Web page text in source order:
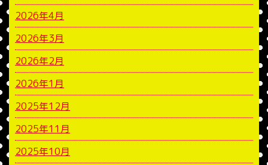
2026年4月
2026年3月
2026年2月
2026年1月
2025年12月
2025年11月
2025年10月